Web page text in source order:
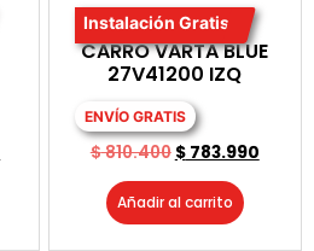
Instalación Gratis
BATERIA PARA
CARRO VARTA BLUE
27V41200 IZQ
ENVÍO GRATIS
$810.400 $783.990
Añadir al carrito